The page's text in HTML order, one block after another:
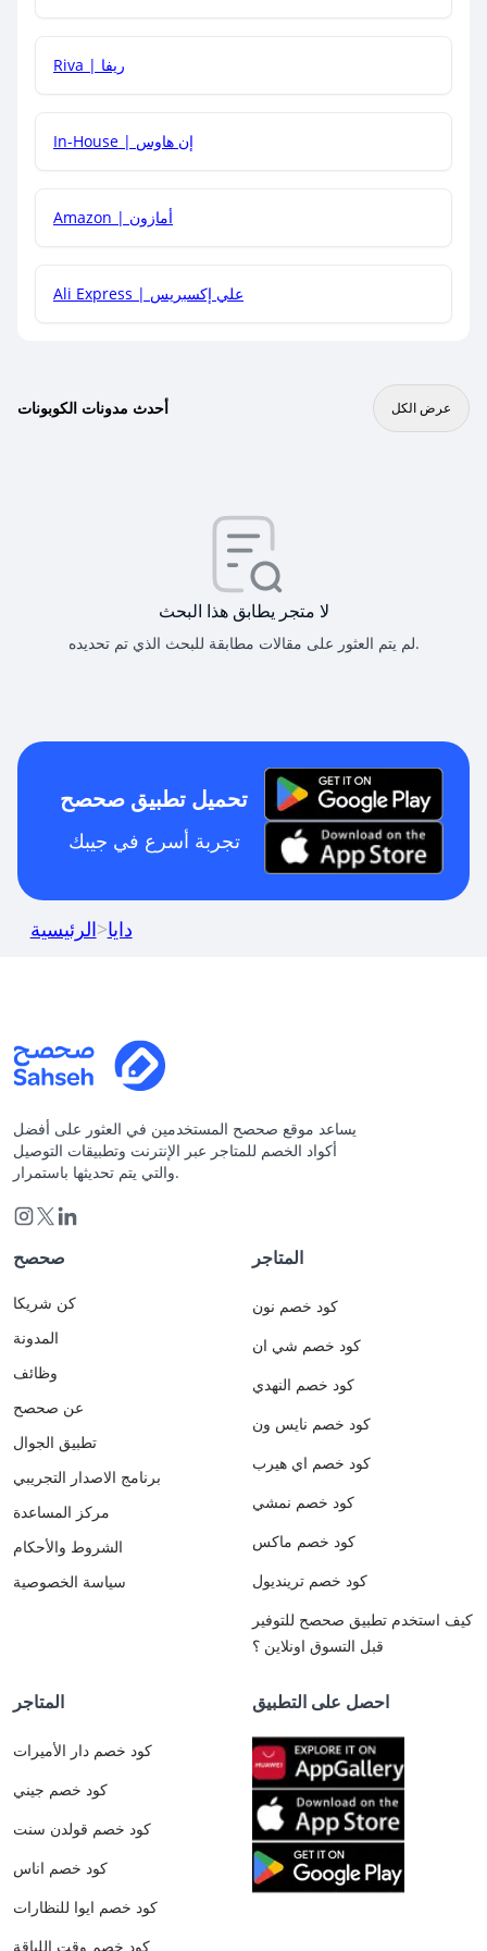
هل يمكنني جمع كود خصم مع العروض الأخرى؟
Riva | ريفا
In-House | إن هاوس
Amazon | أمازون
Ali Express | علي إكسبريس
أحدث مدونات الكوبونات عرض الكل
لا متجر يطابق هذا البحث
لم يتم العثور على مقالات مطابقة للبحث الذي تم تحديده.
تحميل تطبيق صحصح
تجربة أسرع في جيبك
الرئيسية>دايا
يساعد موقع صحصح المستخدمين في العثور على أفضل
أكواد الخصم للمتاجر عبر الإنترنت وتطبيقات التوصيل
والتي يتم تحديثها باستمرار.
صحصح
كن شريكا
المدونة
وظائف
عن صحصح
تطبيق الجوال
برنامج الاصدار التجريبي
مركز المساعدة
الشروط والأحكام
سياسة الخصوصية
المتاجر
كود خصم نون
كود خصم شي ان
كود خصم النهدي
كود خصم نايس ون
كود خصم اي هيرب
كود خصم نمشي
كود خصم ماكس
كود خصم ترينديول
كيف استخدم تطبيق صحصح للتوفير
قبل التسوق اونلاين ؟
المتاجر
كود خصم دار الأميرات
كود خصم جيني
كود خصم قولدن سنت
كود خصم اناس
كود خصم ايوا للنظارات
كود خصم وقت اللياقة
احصل على التطبيق